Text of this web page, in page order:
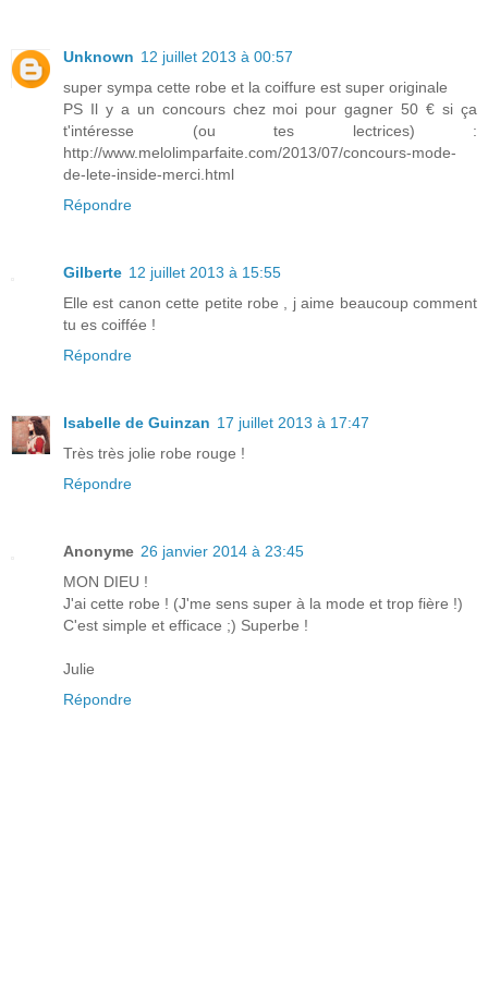
Unknown 12 juillet 2013 à 00:57
super sympa cette robe et la coiffure est super originale
PS Il y a un concours chez moi pour gagner 50 € si ça
t'intéresse (ou tes lectrices) :
http://www.melolimparfaite.com/2013/07/concours-mode-
de-lete-inside-merci.html
Répondre
Gilberte 12 juillet 2013 à 15:55
Elle est canon cette petite robe , j aime beaucoup comment
tu es coiffée !
Répondre
Isabelle de Guinzan 17 juillet 2013 à 17:47
Très très jolie robe rouge !
Répondre
Anonyme 26 janvier 2014 à 23:45
MON DIEU !
J'ai cette robe ! (J'me sens super à la mode et trop fière !)
C'est simple et efficace ;) Superbe !
Julie
Répondre